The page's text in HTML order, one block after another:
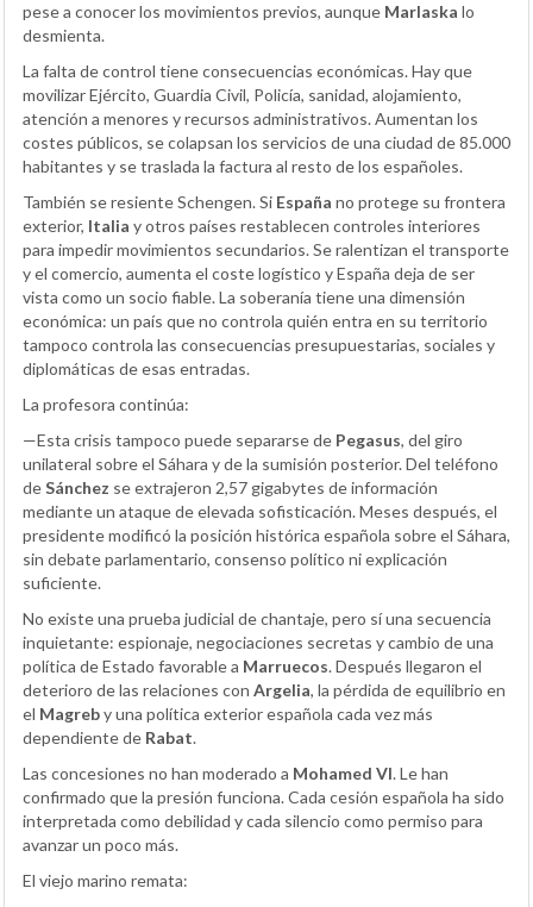
pese a conocer los movimientos previos, aunque Marlaska lo
desmienta.
La falta de control tiene consecuencias económicas. Hay que
movilizar Ejército, Guardia Civil, Policía, sanidad, alojamiento,
atención a menores y recursos administrativos. Aumentan los
costes públicos, se colapsan los servicios de una ciudad de 85.000
habitantes y se traslada la factura al resto de los españoles.
También se resiente Schengen. Si España no protege su frontera
exterior, Italia y otros países restablecen controles interiores
para impedir movimientos secundarios. Se ralentizan el transporte
y el comercio, aumenta el coste logístico y España deja de ser
vista como un socio fiable. La soberanía tiene una dimensión
económica: un país que no controla quién entra en su territorio
tampoco controla las consecuencias presupuestarias, sociales y
diplomáticas de esas entradas.
La profesora continúa:
—Esta crisis tampoco puede separarse de Pegasus, del giro
unilateral sobre el Sáhara y de la sumisión posterior. Del teléfono
deSánchez se extrajeron 2,57 gigabytes de información
mediante un ataque de elevada sofisticación. Meses después, el
presidente modificó la posición histórica española sobre el Sáhara,
sin debate parlamentario, consenso político ni explicación
suficiente.
No existe una prueba judicial de chantaje, pero sí una secuencia
inquietante: espionaje, negociaciones secretas y cambio de una
política de Estado favorable a Marruecos. Después llegaron el
deterioro de las relaciones con Argelia, la pérdida de equilibrio en
el Magreby una política exterior española cada vez más
dependiente de Rabat.
Las concesiones no han moderado a Mohamed VI. Le han
confirmado que la presión funciona. Cada cesión española ha sido
interpretada como debilidad y cada silencio como permiso para
avanzar un poco más.
El viejo marino remata: